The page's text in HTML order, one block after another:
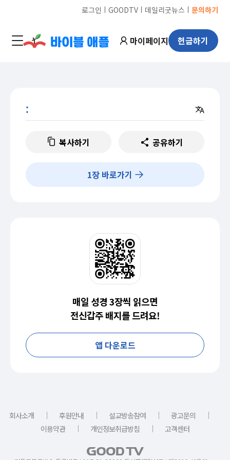
로그인 ㅣ GOODTVㅣ 데일리굿뉴스 ㅣ 문의하기
마이페이지 헌금하기
:
복사하기 공유하기
1장 바로가기
매일 성경 3장씩 읽으면
전신갑주 배지를 드려요!
앱 다운로드
회사소개 ｜ 후원안내 ｜ 설교방송참여 ｜ 광고문의
｜
이용약관
｜ 개인정보취급방침 ｜ 고객센터